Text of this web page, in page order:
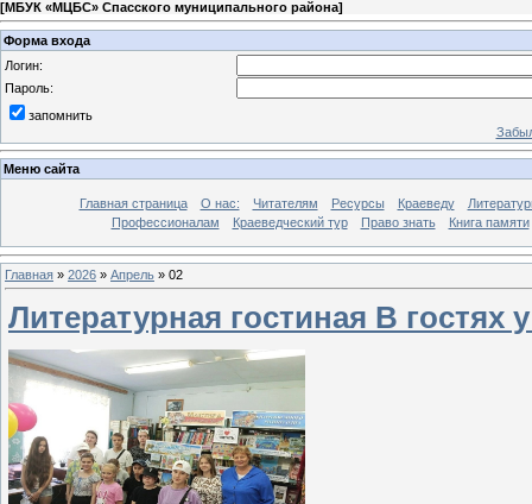
[МБУК «МЦБС» Спасского муниципального района]
Форма входа
Логин:
Пароль:
запомнить
Меню сайта
Главная страница О нас: Читателям Ресурсы Краеведу
Профессионалам
Краеведческий тур Право знать Книга памяти
Главная » 2026 » Апрель » 02
Литературная гостиная В гостях